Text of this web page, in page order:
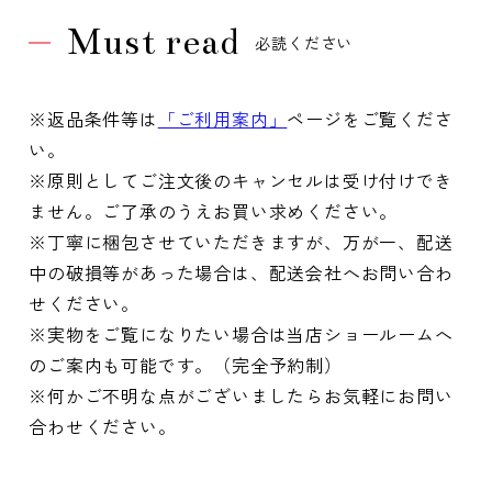
Must read 必読ください
※返品条件等は 「ご利用案内」 ページをご覧くださ
い。
※原則としてご注文後のキャンセルは受け付けでき
ません。ご了承のうえお買い求めください。
※丁寧に梱包させていただきますが、万が一、配送
中の破損等があった場合は、配送会社へお問い合わ
せください。
※実物をご覧になりたい場合は当店ショールームへ
のご案内も可能です。（完全予約制）
※何かご不明な点がございましたらお気軽にお問い
合わせください。